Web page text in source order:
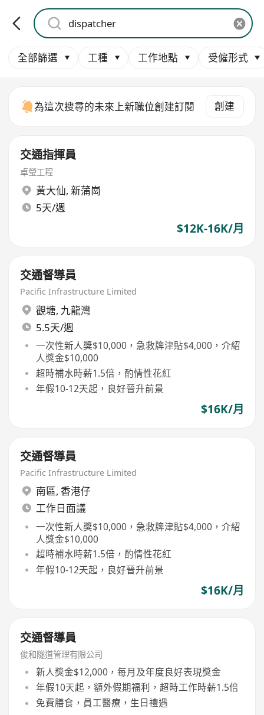
全部篩選 工種 工作地點 受僱形式
為這次搜尋的未來上新職位創建訂閱 創建
交通指揮員
卓瑩工程
黃大仙, 新蒲崗
5天/週
$12K-16K/月
交通督導員
Pacific Infrastructure Limited
觀塘, 九龍灣
5.5天/週
一次性新人獎$10,000，急救牌津貼$4,000，介紹
人獎金$10,000
超時補水時薪1.5倍，酌情性花紅
年假10-12天起，良好晉升前景
$16K/月
交通督導員
Pacific Infrastructure Limited
南區, 香港仔
工作日面議
一次性新人獎$10,000，急救牌津貼$4,000，介紹
人獎金$10,000
超時補水時薪1.5倍，酌情性花紅
年假10-12天起，良好晉升前景
$16K/月
交通督導員
俊和隧道管理有限公司
新人獎金$12,000，每月及年度良好表現獎金
年假10天起，額外假期福利，超時工作時薪1.5倍
免費膳食，員工醫療，生日禮遇